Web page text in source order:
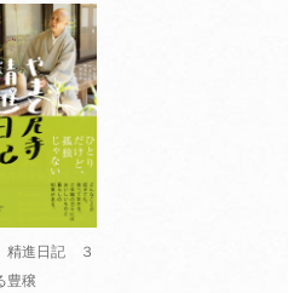
精進日記 ３
豊穣